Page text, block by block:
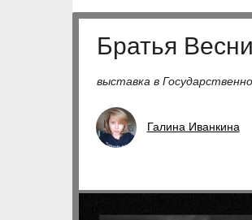
Братья
выставка в
Галина Иванкина